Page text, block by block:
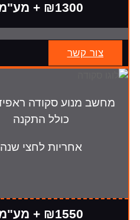
₪1300 + מע"מ
צור קשר
כולל התקנה
אחריות לחצי שנה
₪1550 + מע"מ